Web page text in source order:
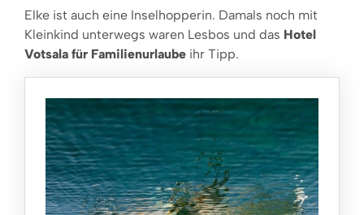
Elke ist auch eine Inselhopperin. Damals noch mit
Kleinkind unterwegs waren Lesbos und das Hotel
Votsala für Familienurlaube ihr Tipp.